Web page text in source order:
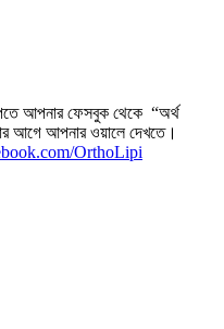
আপনার ফেসবুক থেকে “অর্থ
আগে আপনার ওয়ালে দেখতে।
OrthoLipi